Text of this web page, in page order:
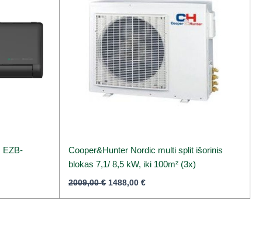
EZB-
Cooper&Hunter Nordic multi split išorinis
blokas 7,1/ 8,5 kW, iki 100m² (3x)
2009,00€ 1488,00€